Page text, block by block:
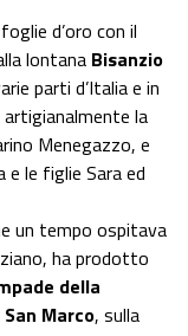
d’oro con il
lontana Bisanzio
parti d’Italia e in
artigianalmente la
Menegazzo, e
e le figlie Sara ed
un tempo ospitava
ha prodotto
della
Marco, sulla